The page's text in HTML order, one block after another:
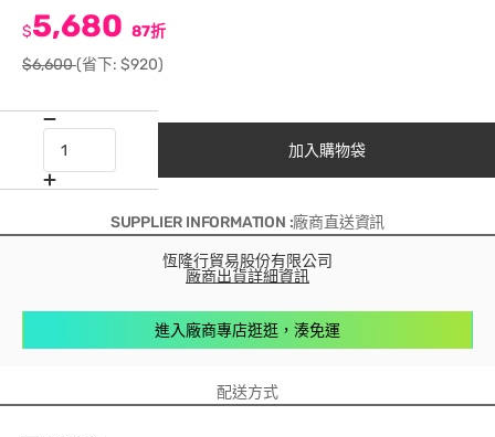
$5,680 87折
$6,600(省下: $920)
加入購物袋
SUPPLIER INFORMATION :廠商直送資訊
恆隆行貿易股份有限公司
廠商出貨詳細資訊
進入廠商專店逛逛，湊免運
配送方式